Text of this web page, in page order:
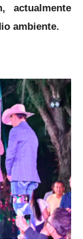
actualmente
ambiente.